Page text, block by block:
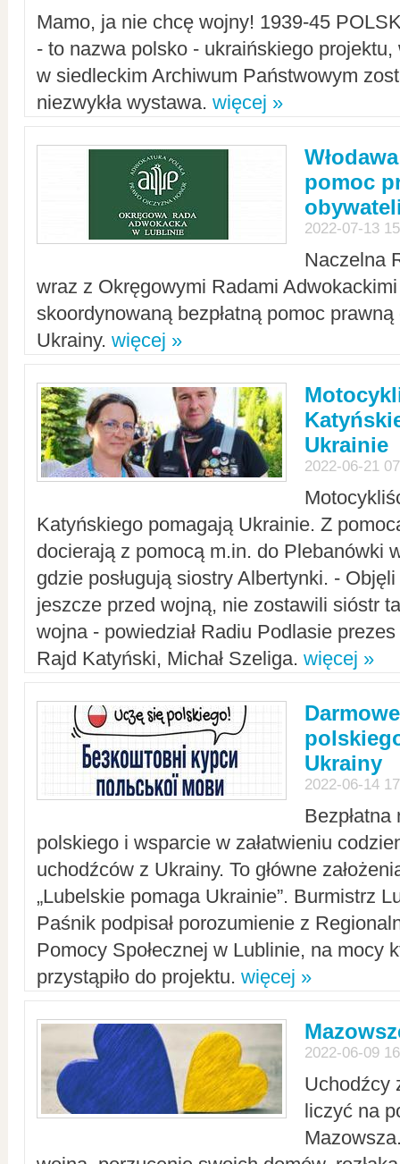
Mamo, ja nie chcę wojny! 1939-45
- to nazwa polsko - ukraińskiego
w siedleckim Archiwum Państwowym
niezwykła wystawa. więcej »
pomoc
2022-07-13
Naczelna
wraz z Okręgowymi Radami Adwokackimi
skoordynowaną bezpłatną pomoc
Ukrainy. więcej »
Ukrainie
2022-06-21
Katyńskiego pomagają Ukrainie. Z
docierają z pomocą m.in. do Plebanówki
gdzie posługują siostry Albertynki. -
jeszcze przed wojną, nie zostawili sióstr
wojna - powiedział Radiu Podlasie
Rajd Katyński, Michał Szeliga. więcej »
Ukrainy
2022-06-14
polskiego i wsparcie w załatwieniu
uchodźców z Ukrainy. To główne
„Lubelskie pomaga Ukrainie”. Burmistrz
Paśnik podpisał porozumienie z
Pomocy Społecznej w Lublinie, na mocy
przystąpiło do projektu. więcej »
2022-06-09
Uchodźcy
liczyć na